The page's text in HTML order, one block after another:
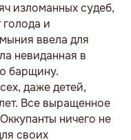
изломанных судеб,
и
ввела для
невиданная в
барщину.
даже детей,
Все выращенное
ничего не
своих